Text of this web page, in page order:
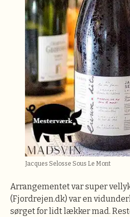
Jacques Selosse Sous Le Mont
Arrangementet var super
(Fjordrejen.dk) var en
sørget for lidt lækker mad.